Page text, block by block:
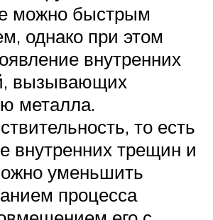
можно быстрым
однако при этом
внутренних
вызывающих
металла.
то есть
внутренних трещин и
уменьшить
процесса